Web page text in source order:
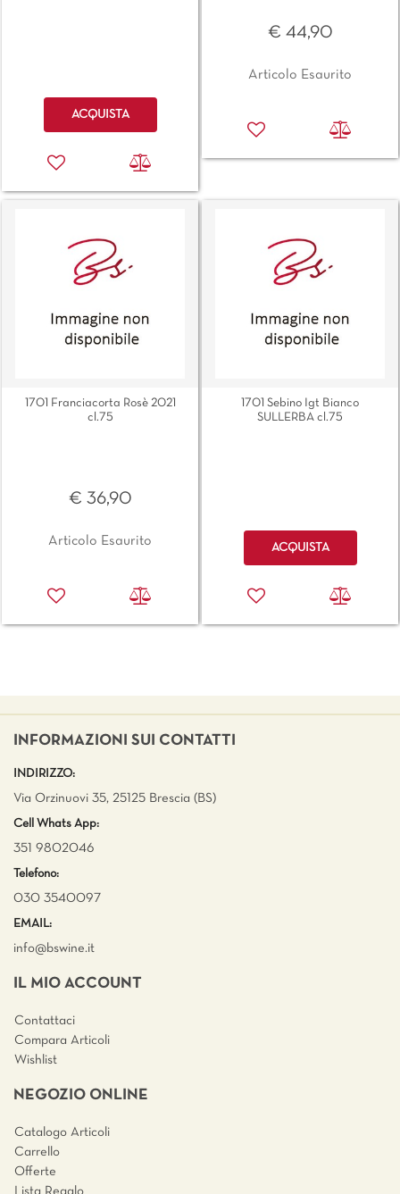
Quantità
ACQUISTA
€ 44,90
Articolo Esaurito
1701 Franciacorta Rosè 2021
cl.75
€ 36,90
Articolo Esaurito
1701 Sebino Igt Bianco
SULLERBA cl.75
Quantità
ACQUISTA
INFORMAZIONI SUI CONTATTI
INDIRIZZO:
Via Orzinuovi 35, 25125 Brescia (BS)
Cell Whats App:
351 9802046
Telefono:
030 3540097
EMAIL:
info@bswine.it
IL MIO ACCOUNT
Contattaci
Compara Articoli
Wishlist
NEGOZIO ONLINE
Catalogo Articoli
Carrello
Offerte
Lista Regalo